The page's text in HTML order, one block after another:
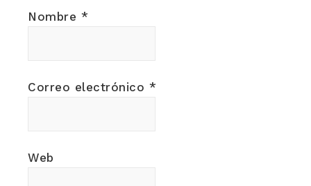
Nombre *
Correo electrónico *
Web